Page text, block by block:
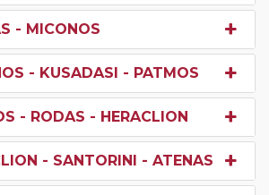
- MICONOS
- KUSADASI - PATMOS
- RODAS - HERACLION
- SANTORINI - ATENAS